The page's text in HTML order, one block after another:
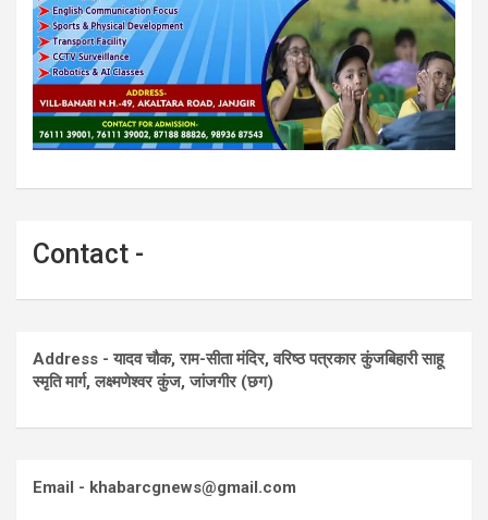
Contact -
Address - यादव चौक, राम-सीता मंदिर, वरिष्ठ पत्रकार कुंजबिहारी साहू
स्मृति मार्ग, लक्ष्मणेश्वर कुंज, जांजगीर (छग)
Email - khabarcgnews@gmail.com